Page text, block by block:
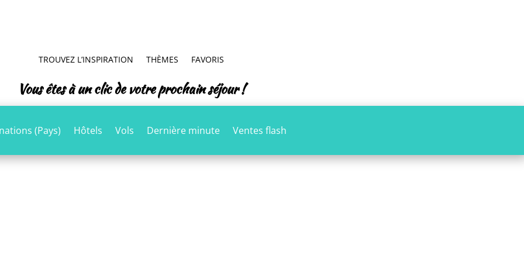
TROUVEZ L’INSPIRATION THÈMES FAVORIS
Vous êtes à un clic de votre prochain séjour !
(Pays) Hôtels Vols Dernière minute Ventes flash